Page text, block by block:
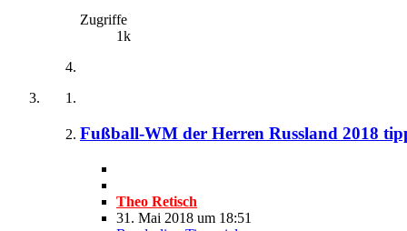
Zugriffe
1k
Fußball-WM der Herren Russland 2018
Theo Retisch
31. Mai 2018 um 18:51